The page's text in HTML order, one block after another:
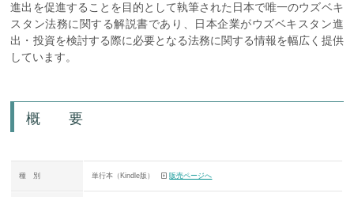
進出を促進することを目的として執筆された日本で唯一のウズベキ
スタン法務に関する解説書であり、日本企業がウズベキスタン進
出・投資を検討する際に必要となる法務に関する情報を幅広く提供
しています。
概 要
種 別 単行本（Kindle版） 販売ページへ